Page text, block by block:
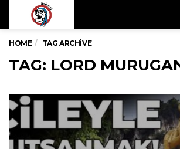
HOME TAG ARCHIVE
TAG: LORD